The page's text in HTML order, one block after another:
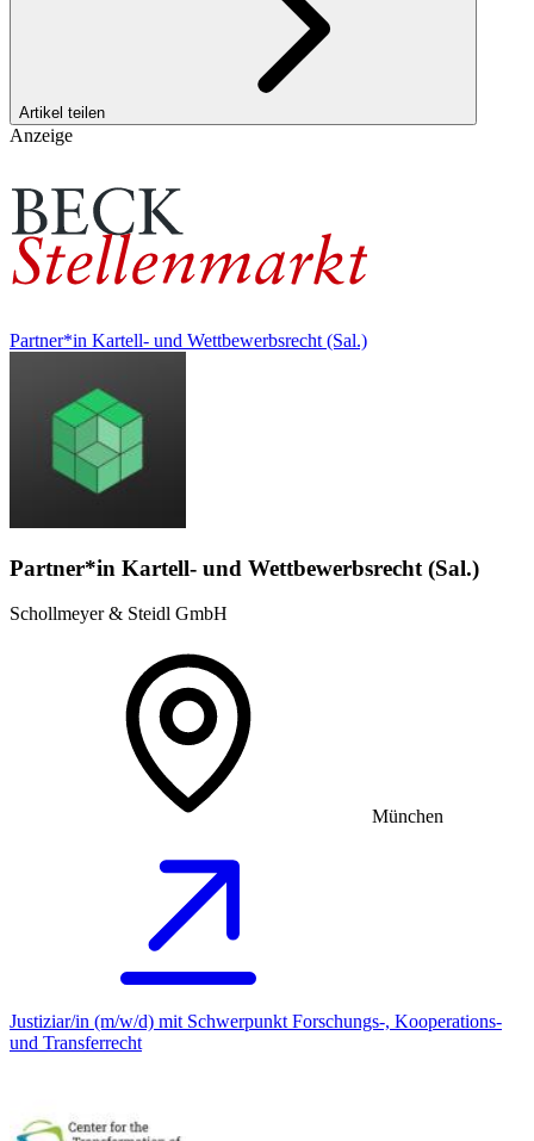
Artikel teilen
Anzeige
Partner*in Kartell- und Wettbewerbsrecht (Sal.)
Partner*in Kartell- und Wettbewerbsrecht (Sal.)
Schollmeyer & Steidl GmbH
München
Justiziar/in (m/w/d) mit Schwerpunkt Forschungs-, Kooperations-
und Transferrecht